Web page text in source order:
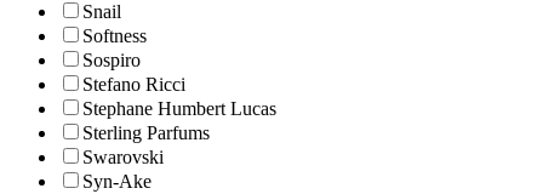
Snail
Softness
Sospiro
Stefano Ricci
Stephane Humbert Lucas
Sterling Parfums
Swarovski
Syn-Ake